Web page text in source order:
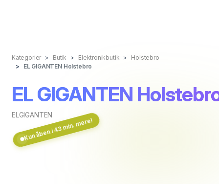
Kategorier Butik Elektronikbutik
Holstebro
EL GIGANTEN Holstebro
EL GIGANTEN
ELGIGANTEN
Kun åben i 43 min. mere!